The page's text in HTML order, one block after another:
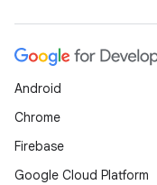
Android
Chrome
Firebase
Google Cloud Platform